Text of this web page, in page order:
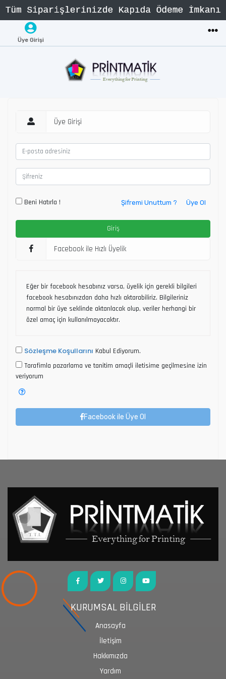
Üye Girişi
Üye Girişi
Beni Hatırla ! Üye Ol
Şifremi Unuttum ?
Facebook ile Hızlı Üyelik
Eğer bir facebook hesabınız varsa, üyelik için gerekli bilgileri
facebook hesabınızdan daha hızlı aktarabiliriz. Bilgileriniz
normal bir üye seklinde aktarılacak olup, veriler herhangi bir
özel amaç için kullanılmayacaktır.
Sözleşme Koşullarını Kabul Ediyorum.
Tarafimla pazarlama ve tanitim amaçli iletisime geçilmesine izin
veriyorum
Facebook ile Üye Ol
KURUMSAL BİLGİLER
Anasayfa
İletişim
Hakkımızda
Yardım